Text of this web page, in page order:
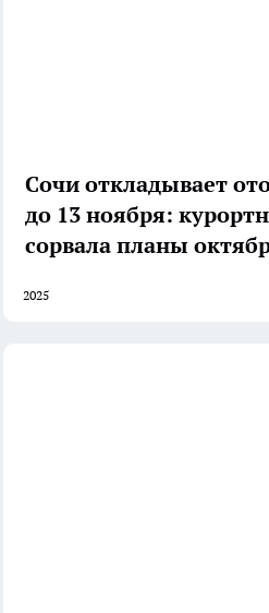
Сочи откладывает
до 13 ноября:
сорвала планы
2025